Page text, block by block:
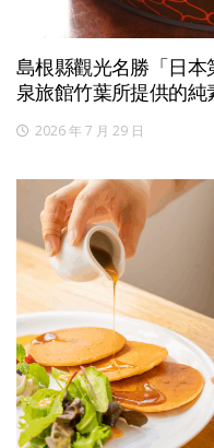
島根縣觀光名勝「日
泉旅館竹葉所提供的純
2026 年 7 月 29 日